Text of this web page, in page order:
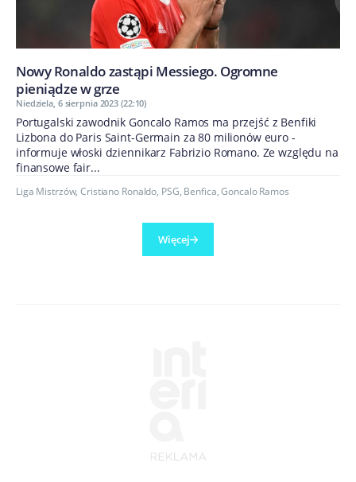
Nowy Ronaldo zastąpi Messiego. Ogromne
pieniądze w grze
Niedziela, 6 sierpnia 2023 (22:10)
Portugalski zawodnik Goncalo Ramos ma przejść z Benfiki
Lizbona do Paris Saint-Germain za 80 milionów euro -
informuje włoski dziennikarz Fabrizio Romano. Ze względu na
finansowe fair...
Liga Mistrzów,Cristiano Ronaldo, PSG, Benfica,Goncalo Ramos
Więcej